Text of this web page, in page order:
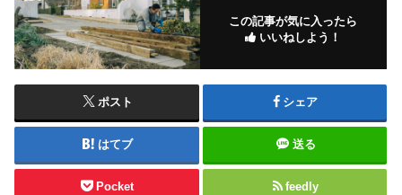
この記事が気に入ったら
いいねしよう！
ポスト シェア
はてブ 送る
Pocket feedly